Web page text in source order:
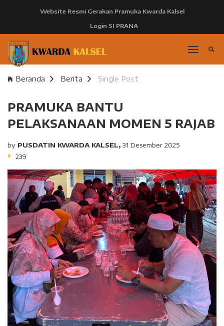
Website Resmi Gerakan Pramuka Kwarda Kalsel
Login SI PRANA
Beranda Berita Single Post
PRAMUKA BANTU
PELAKSANAAN MOMEN 5 RAJAB
by PUSDATIN KWARDA KALSEL, 31 Desember 2025
239